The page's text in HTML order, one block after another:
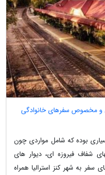
و مخصوص سفرهای خانوادگی
بوده که شامل مواردی چون
شفاف فیروزه ای، دیوار های
سفر به شهر کنز استرالیا همراه